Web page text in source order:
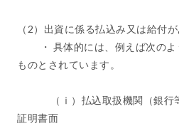
（2）出資に係る払込み又は給付
・ 具体的には、例えば次のよ
ものとされています。
（ⅰ）払込取扱機関（銀行等
証明書面